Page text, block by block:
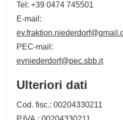
Tel: +39 0474 745501
E-mail:
PEC-mail:
evniederdorf@pec.sbb.it
Ulteriori dati
Cod. fisc.: 00204330211
B.U.R. del 29 ottobre
le disposizioni di